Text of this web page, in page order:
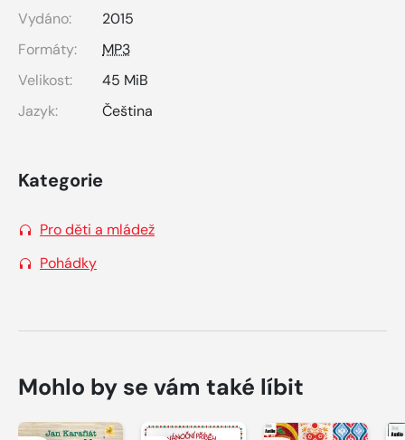
Vydáno:
2015
Formáty:
MP3
Velikost:
45 MiB
Jazyk:
Čeština
Kategorie
Pro děti a mládež
Pohádky
Mohlo by se vám také líbit